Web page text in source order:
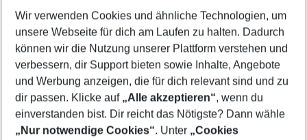
2 Erwachsene Keine Kinder
Mehr Filter anzeigen
Wir verwenden Cookies und ähnliche Technologien, um
unsere Webseite für dich am Laufen zu halten. Dadurch
können wir die Nutzung unserer Plattform verstehen und
verbessern, dir Support bieten sowie Inhalte, Angebote
und Werbung anzeigen, die für dich relevant sind und zu
dir passen. Klicke auf „Alle akzeptieren“, wenn du
einverstanden bist. Dir reicht das Nötigste? Dann wähle
„Nur notwendige Cookies“. Unter „Cookies